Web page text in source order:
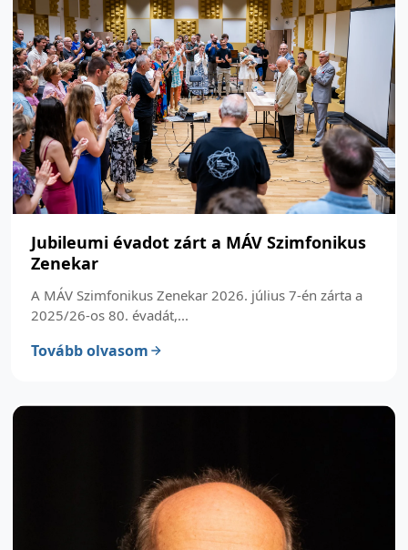
Jubileumi évadot zárt a MÁV Szimfonikus
Zenekar
A MÁV Szimfonikus Zenekar 2026. július 7-én zárta a
2025/26-os 80. évadát,...
Tovább olvasom